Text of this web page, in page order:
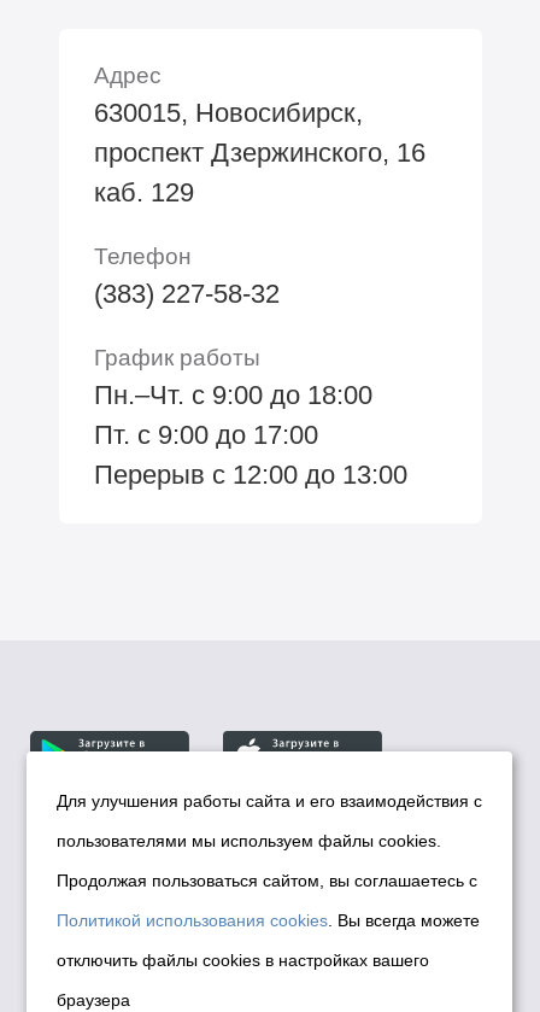
Адрес
630015, Новосибирск,
проспект Дзержинского, 16
каб. 129
Телефон
(383) 227-58-32
График работы
Пн.–Чт. с 9:00 до 18:00
Пт. с 9:00 до 17:00
Перерыв с 12:00 до 13:00
© Департамент информационной политики мэрии
города Новосибирска, 2026
Политика использования Cookies
Политика по обработке персональных
данных в информационных системах
мэрии города Новосибирска
Для улучшения работы сайта и его взаимодействия с
пользователями мы используем файлы cookies.
Продолжая пользоваться сайтом, вы соглашаетесь с
Политикой использования cookies . Вы всегда можете
отключить файлы cookies в настройках вашего
браузера